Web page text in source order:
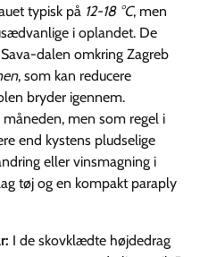
typisk på 12-18 °C, men
i oplandet. De
dalen omkring Zagreb
, som kan reducere
bryder igennem.
men som regel i
end kystens pludselige
eller vinsmagning i
tøj og en kompakt paraply
I de skovklædte højdedrag